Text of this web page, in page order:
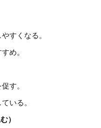
すくなる。
め。
す。
いる。
）